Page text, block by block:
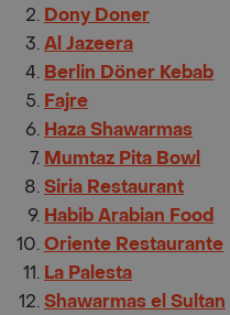
Dony Doner
Al Jazeera
Berlin Döner Kebab
Fajre
Haza Shawarmas
Mumtaz Pita Bowl
Siria Restaurant
Habib Arabian Food
Oriente Restaurante
La Palesta
Shawarmas el Sultan